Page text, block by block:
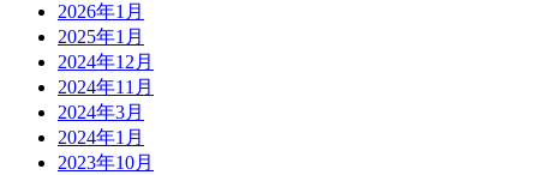
2026年1月
2025年1月
2024年12月
2024年11月
2024年3月
2024年1月
2023年10月